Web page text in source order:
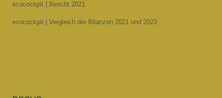
ecocockpit | Bericht 2021
ecocockpit | Vergleich der Bilanzen 2021 und 2023